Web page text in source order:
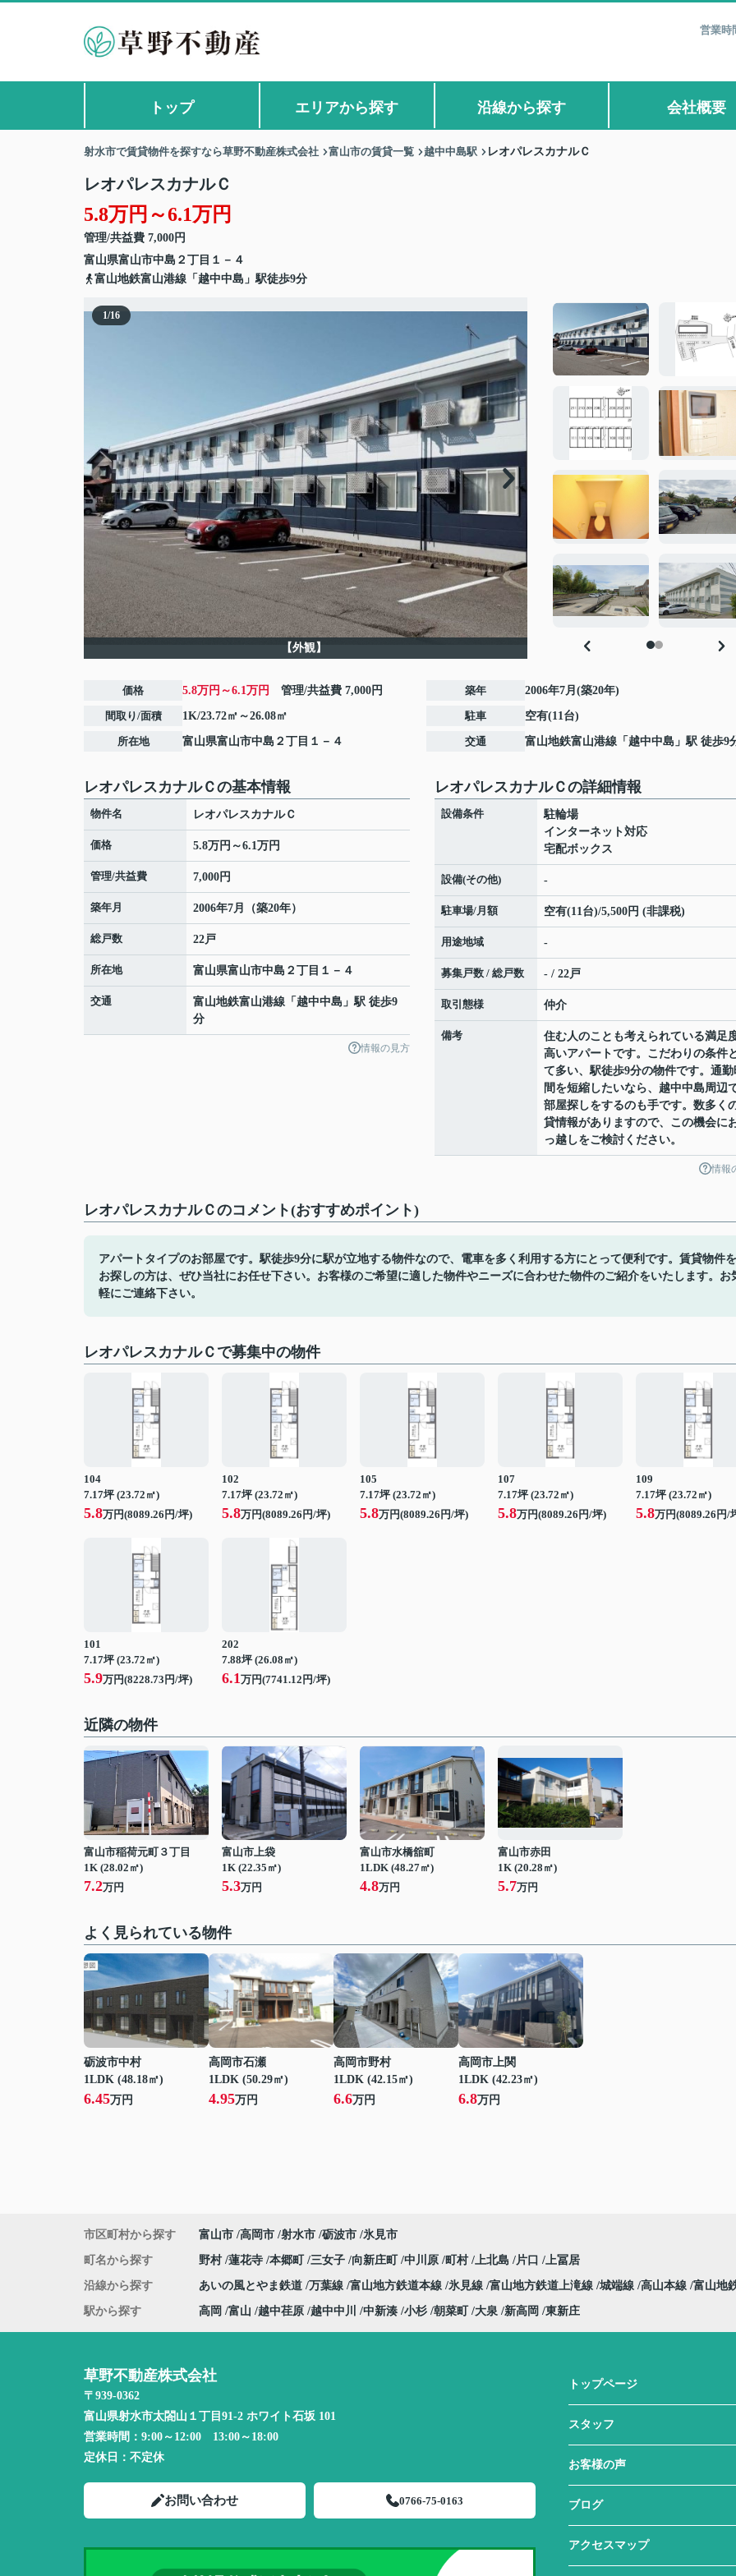
営業
トップ エリアから探す 沿線から探す 会社概要
射水市で賃貸物件を探すなら草野不動産株式会社 富山市の賃貸一覧 越中中島駅 レオパレスカナルＣ
レオパレスカナルＣ
5.8万円～6.1万円
管理/共益費 7,000円
富山県富山市中島 ２丁目１－４
富山地鉄富山港線「越中中島」駅徒歩9分
1/16
【外観】
価格 5.8万円～6.1万円 管理/共益費 7,000円
間取り/面積 1K/23.72㎡～26.08㎡
所在地 富山県富山市中島 ２丁目１－４
築年 2006年7月(築20年)
駐車 空有(11台)
交通 富山地鉄富山港線 「 越中中島 」駅 徒歩9
レオパレスカナルＣの基本情報
物件名 レオパレスカナルＣ
価格 5.8万円～6.1万円
管理/共益費 7,000円
築年月 2006年7月（築20年）
総戸数 22戸
所在地 富山県富山市中島 ２丁目１－４
交通 富山地鉄富山港線 「 越中中島 」駅 徒歩9
分
情報の見方
レオパレスカナルＣの詳細情報
設備条件
駐輪場
インターネット対応
宅配ボックス
設備(その他) -
駐車場/月額 空有(11台)/5,500円 (非課税)
用途地域 -
募集戸数 / 総戸数 - / 22戸
取引態様 仲介
備考
住む人のことも考えられている満足
高いアパートです。こだわりの条件
て多い、駅徒歩9分の物件です。通勤
間を短縮したいなら、越中中島周辺
部屋探しをするのも手です。数多く
貸情報がありますので、この機会に
っ越しをご検討ください。
情報
レオパレスカナルＣのコメント(おすすめポイント)
アパートタイプのお部屋です。駅徒歩9分に駅が立地する物件なので、電車を多く利用する方にとって便利です。賃貸物件を
お探しの方は、ぜひ当社にお任せ下さい。お客様のご希望に適した物件やニーズに合わせた物件のご紹介をいたします。お
軽にご連絡下さい。
レオパレスカナルＣで募集中の物件
104
7.17坪 (23.72㎡)
5.8万円(8089.26円/坪)
102
7.17坪 (23.72㎡)
5.8万円(8089.26円/坪)
105
7.17坪 (23.72㎡)
5.8万円(8089.26円/坪)
107
7.17坪 (23.72㎡)
5.8万円(8089.26円/坪)
109
7.17坪 (23.72㎡)
5.8万円(8089.26円/
101
7.17坪 (23.72㎡)
5.9万円(8228.73円/坪)
202
7.88坪 (26.08㎡)
6.1万円(7741.12円/坪)
近隣の物件
富山市稲荷元町３丁目
1K (28.02㎡)
7.2万円
富山市上袋
1K (22.35㎡)
5.3万円
富山市水橋舘町
1LDK (48.27㎡)
4.8万円
富山市赤田
1K (20.28㎡)
5.7万円
よく見られている物件
砺波市中村
1LDK (48.18㎡)
6.45万円
高岡市石瀬
1LDK (50.29㎡)
4.95万円
高岡市野村
1LDK (42.15㎡)
6.6万円
高岡市上関
1LDK (42.23㎡)
6.8万円
市区町村から探す 富山市 高岡市 射水市 砺波市 氷見市
町名から探す 野村 蓮花寺 本郷町 三女子 向新庄町 中川原 町村 上北島 片口 上冨居
沿線から探す あいの風とやま鉄道 万葉線 富山地方鉄道本線 氷見線 富山地方鉄道上滝線 城端線 高山本線 富山地
駅から探す 高岡 富山 越中荏原 越中中川 中新湊 小杉 朝菜町 大泉 新高岡 東新庄
草野不動産株式会社
〒939-0362
富山県射水市太閤山１丁目91-2 ホワイト石坂 101
営業時間： 9:00～12:00 13:00～18:00
定休日： 不定休
お問い合わせ 0766-75-0163
トップページ
スタッフ
お客様の声
ブログ
アクセスマップ